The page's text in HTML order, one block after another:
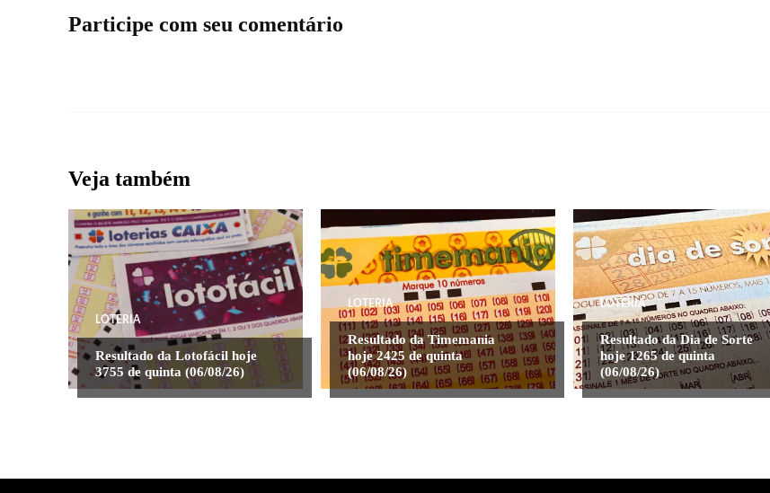
Participe com seu comentário
Veja também
LOTERIA
Resultado da Lotofácil hoje
3755 de quinta (06/08/26)
LOTERIA
Resultado da Timemania
hoje 2425 de quinta
(06/08/26)
LOTERIA
Resultado da Dia de Sorte
hoje 1265 de quinta
(06/08/26)